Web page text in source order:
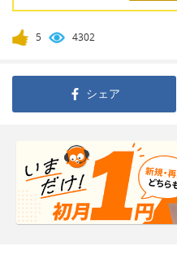
5 4302
シェア